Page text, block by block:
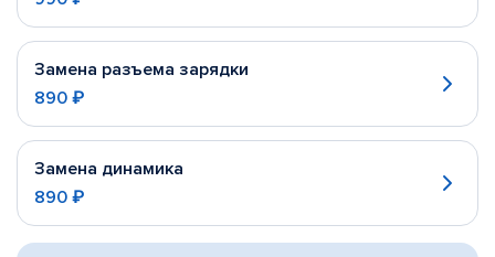
Замена разъема зарядки
890 ₽
Замена динамика
890 ₽